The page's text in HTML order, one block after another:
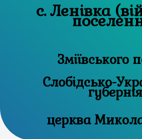
с. Ленівка
Зміївського
Слобідсько-
губернія
церква